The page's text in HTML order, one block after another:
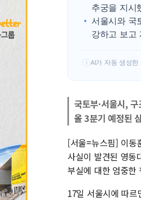
추궁을 지시
서울시와 국
강하고 보고
! AI가 자동 생성
국토부·서울시,
올 3분기 예정된
[서울=뉴스핌] 이동
사실이 발견된 영동
부실에 대한 엄중한
17일 서울시에 따